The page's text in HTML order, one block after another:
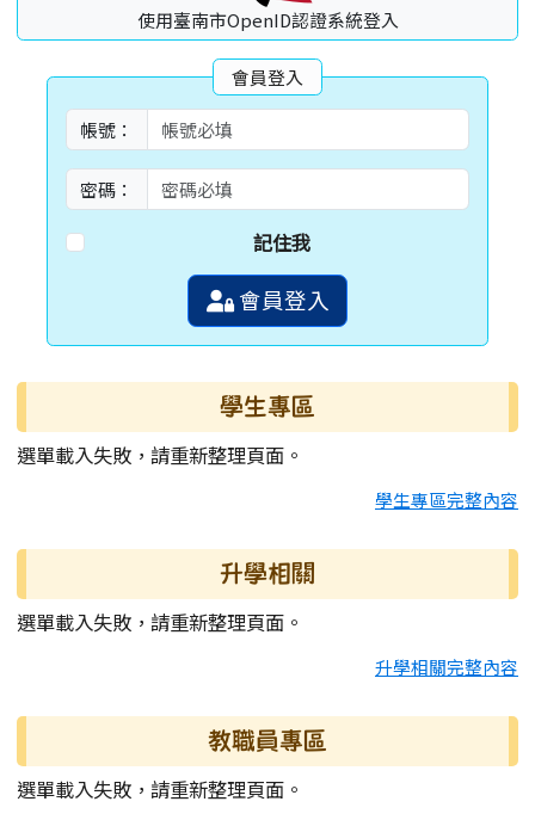
使用臺南市OpenID認證系統登入
會員登入
帳號：
密碼：
記住我
會員登入
學生專區
選單載入失敗，請重新整理頁面。
學生專區完整內容
升學相關
選單載入失敗，請重新整理頁面。
升學相關完整內容
教職員專區
選單載入失敗，請重新整理頁面。